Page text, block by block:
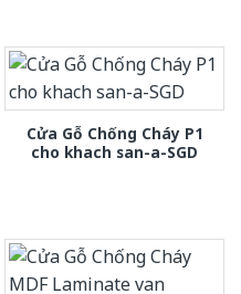
Cửa Gỗ Chống Cháy P1
cho khach san-a-SGD